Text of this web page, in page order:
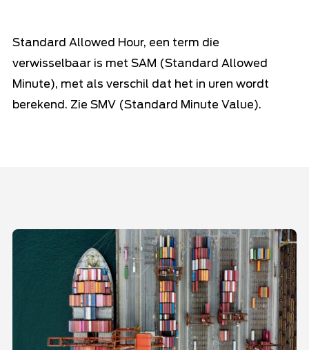
Standard Allowed Hour, een term die
verwisselbaar is met SAM (Standard Allowed
Minute), met als verschil dat het in uren wordt
berekend. Zie SMV (Standard Minute Value).